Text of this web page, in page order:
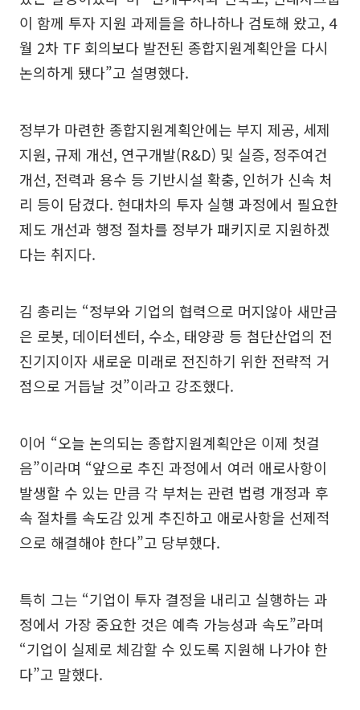
이 함께 투자 지원 과제들을 하나하나 검토해 왔고, 4
월 2차 TF 회의보다 발전된 종합지원계획안을 다시
논의하게 됐다”고 설명했다.
정부가 마련한 종합지원계획안에는 부지 제공, 세제
지원, 규제 개선, 연구개발(R&D) 및 실증, 정주여건
개선, 전력과 용수 등 기반시설 확충, 인허가 신속 처
리 등이 담겼다. 현대차의 투자 실행 과정에서 필요한
제도 개선과 행정 절차를 정부가 패키지로 지원하겠
다는 취지다.
김 총리는 “정부와 기업의 협력으로 머지않아 새만금
은 로봇, 데이터센터, 수소, 태양광 등 첨단산업의 전
진기지이자 새로운 미래로 전진하기 위한 전략적 거
점으로 거듭날 것”이라고 강조했다.
이어 “오늘 논의되는 종합지원계획안은 이제 첫걸
음”이라며 “앞으로 추진 과정에서 여러 애로사항이
발생할 수 있는 만큼 각 부처는 관련 법령 개정과 후
속 절차를 속도감 있게 추진하고 애로사항을 선제적
으로 해결해야 한다”고 당부했다.
특히 그는 “기업이 투자 결정을 내리고 실행하는 과
정에서 가장 중요한 것은 예측 가능성과 속도”라며
“기업이 실제로 체감할 수 있도록 지원해 나가야 한
다”고 말했다.